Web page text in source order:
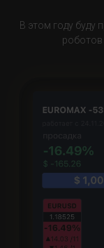
В этом году буду
роботов